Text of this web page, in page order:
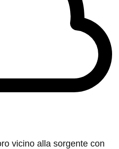
vicino alla sorgente con